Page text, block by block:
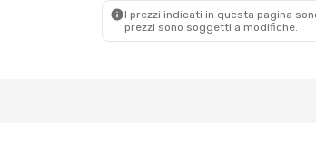
I prezzi indicati in questa pagina
prezzi sono soggetti a modifiche.